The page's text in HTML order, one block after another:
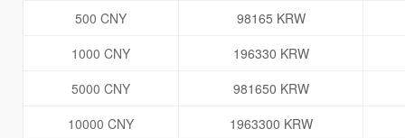
500 CNY
98165 KRW
1000 CNY
196330 KRW
5000 CNY
981650 KRW
10000 CNY
1963300 KRW